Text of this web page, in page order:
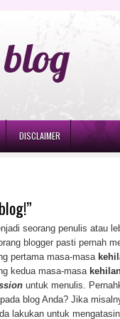
DISCLAIMER
seorang penulis atau
blogger pasti pernah
pertama masa-masa
kedua masa-masa
untuk menulis.
blog Anda? Jika
lakukan untuk